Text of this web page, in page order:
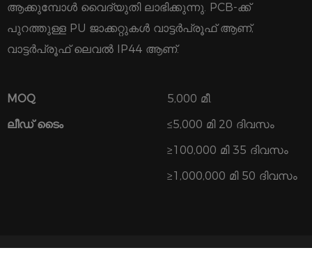
ആക്കുമ്പോൾ വൈദ്യുതി ലാഭിക്കുന്നു. PCB-ക്ക്
പുറത്തുള്ള PU ജാക്കറ്റുകൾ വാട്ടർപ്രൂഫ് ആണ്,
വാട്ടർപ്രൂഫ് ലെവൽ IP44 ആണ്.
MOQ
5,000 മീ.
ലീഡ് ടൈം
≤5,000 മി 20 ദിവസം
≥100,000 മി 35 ദിവസം
≥1,000,000 മി 50 ദിവസം